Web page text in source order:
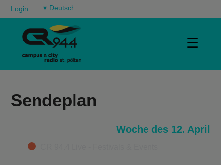
Login ▾
☰
Sendeplan
Woche des 12. April
Categories